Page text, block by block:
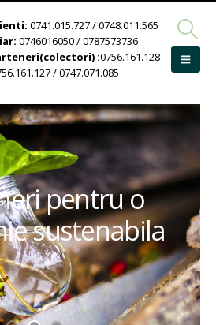
0741.015.727 / 0748.011.565
0746016050 / 0787573736
:0756.161.128
/ 0747.071.085